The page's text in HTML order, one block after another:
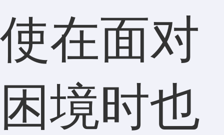
使在面对
困境时也